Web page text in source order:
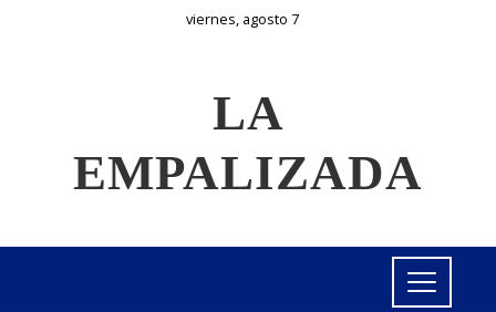
viernes, agosto 7
LA
EMPALIZADA